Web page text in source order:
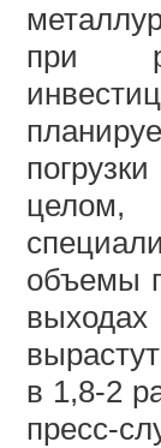
при
объемы
в 1,8-2
пресс-